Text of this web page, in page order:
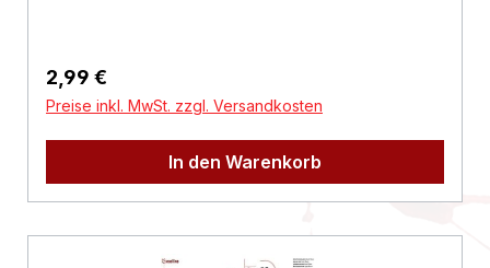
Regulärer Preis:
2,99 €
Preise inkl. MwSt. zzgl. Versandkosten
In den Warenkorb